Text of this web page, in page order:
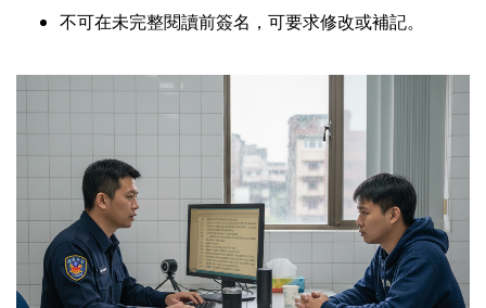
不可在未完整閱讀前簽名，可要求修改或補記。